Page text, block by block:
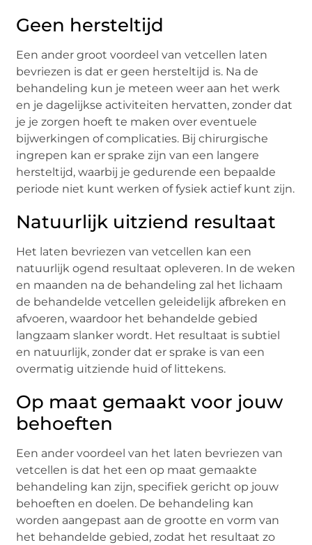
Geen hersteltijd
Een ander groot voordeel van vetcellen laten
bevriezen is dat er geen hersteltijd is. Na de
behandeling kun je meteen weer aan het werk
en je dagelijkse activiteiten hervatten, zonder dat
je je zorgen hoeft te maken over eventuele
bijwerkingen of complicaties. Bij chirurgische
ingrepen kan er sprake zijn van een langere
hersteltijd, waarbij je gedurende een bepaalde
periode niet kunt werken of fysiek actief kunt zijn.
Natuurlijk uitziend resultaat
Het laten bevriezen van vetcellen kan een
natuurlijk ogend resultaat opleveren. In de weken
en maanden na de behandeling zal het lichaam
de behandelde vetcellen geleidelijk afbreken en
afvoeren, waardoor het behandelde gebied
langzaam slanker wordt. Het resultaat is subtiel
en natuurlijk, zonder dat er sprake is van een
overmatig uitziende huid of littekens.
Op maat gemaakt voor jouw
behoeften
Een ander voordeel van het laten bevriezen van
vetcellen is dat het een op maat gemaakte
behandeling kan zijn, specifiek gericht op jouw
behoeften en doelen. De behandeling kan
worden aangepast aan de grootte en vorm van
het behandelde gebied, zodat het resultaat zo